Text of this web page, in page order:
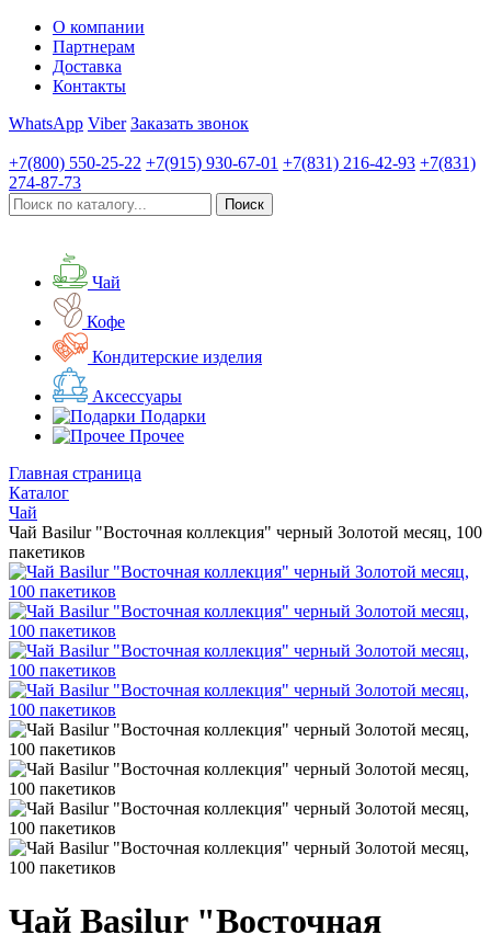
О компании
Партнерам
Доставка
Контакты
WhatsApp Viber Заказать звонок
+7(800) 550-25-22 +7(915) 930-67-01 +7(831) 216-42-93 +7(831)
274-87-73
Чай
Кофе
Кондитерские изделия
Аксессуары
Подарки
Прочее
Главная страница
Каталог
Чай
Чай Basilur "Восточная коллекция" черный Золотой месяц, 100
пакетиков
Чай Basilur "Восточная